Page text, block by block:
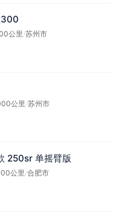
300
公里/苏州市
公里/苏州市
250sr 单摇臂版
公里/合肥市